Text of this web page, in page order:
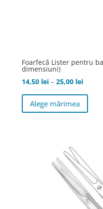
Foarfecă Lister pentru
dimensiuni)
14,50 lei – 25,00 leiInterval
de
14,50
Alege mărimea
Acest
are
pot
fi
alese
în